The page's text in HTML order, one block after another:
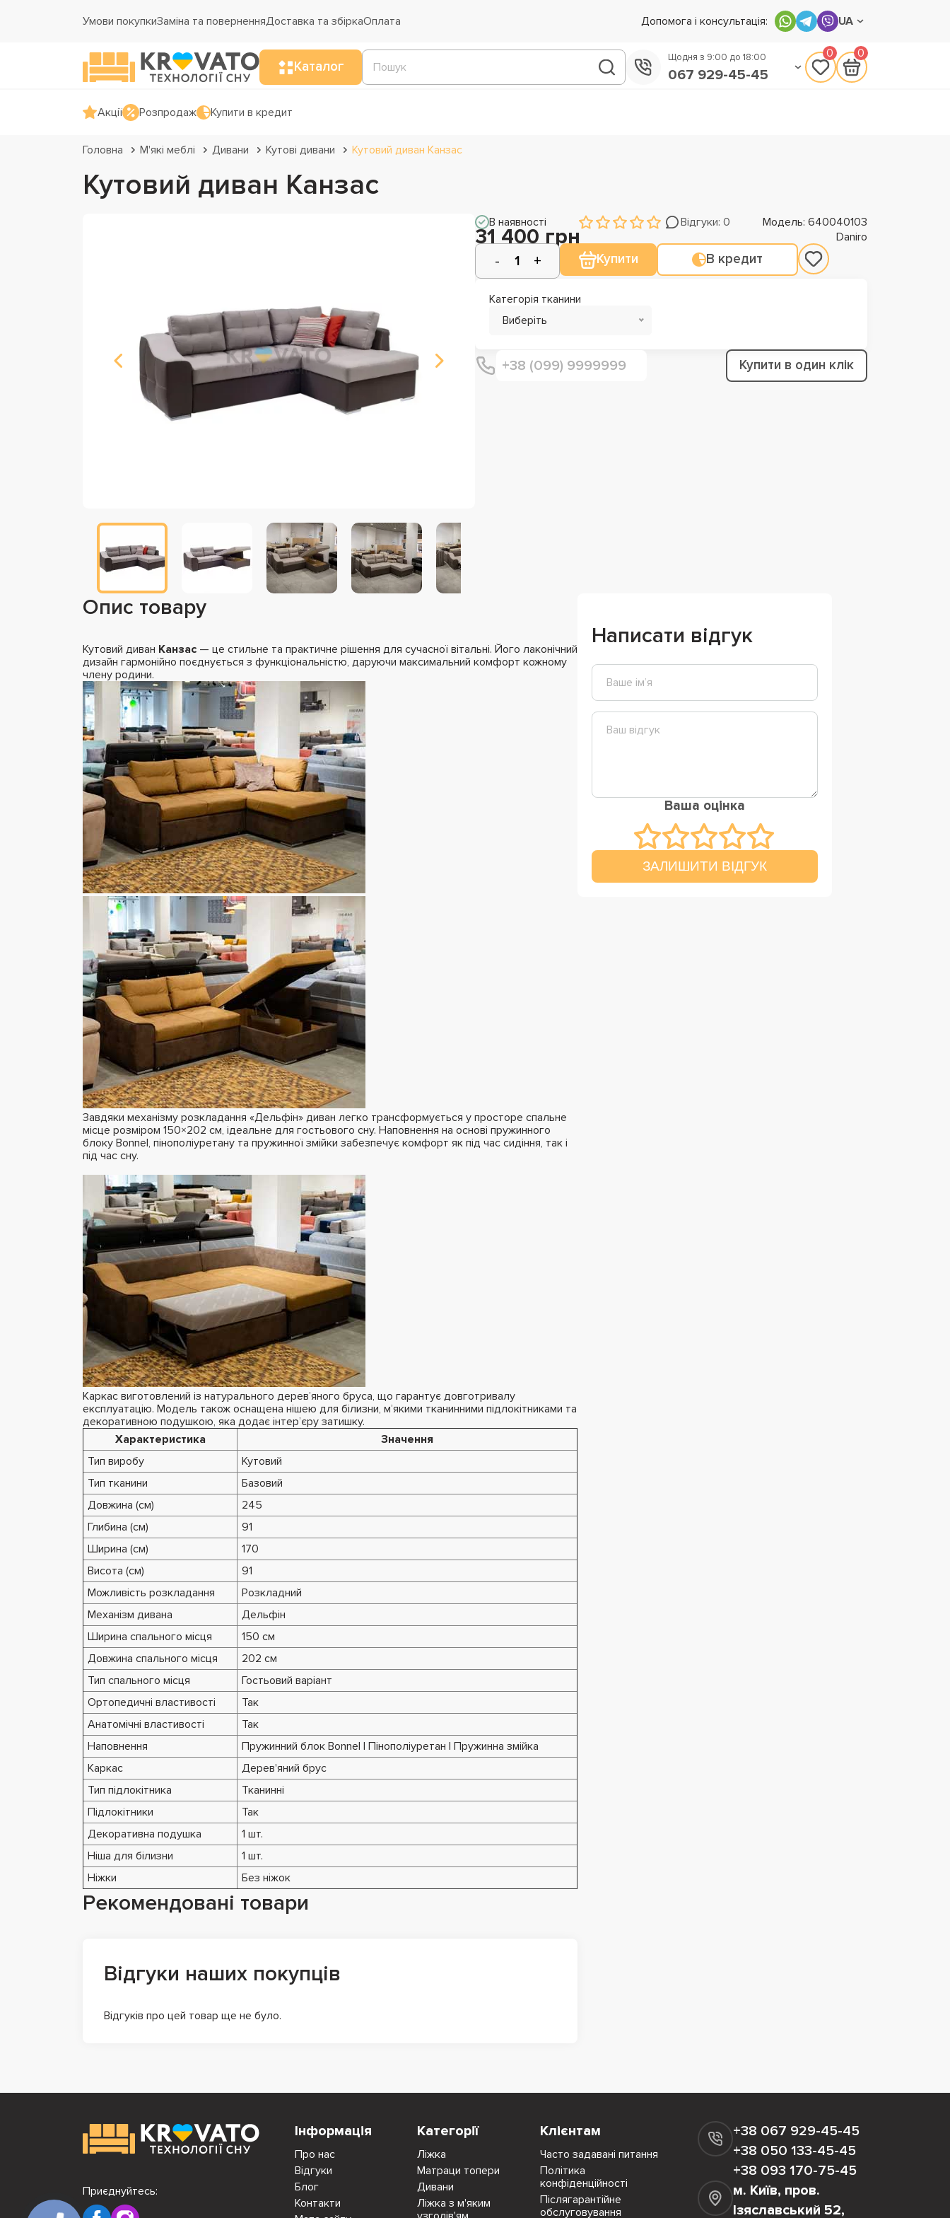
Умови покупкиЗаміна та поверненняДоставка та збіркаОплата Допомога і консультація: UA
Каталог
Щодня з 9:00 до 18:00
067 929-45-45
0 0
Акції Розпродаж Купити в кредит
Головна М'які меблі Дивани Кутові дивани Кутовий диван Канзас
Кутовий диван Канзас
В наявності Відгуки: 0 Модель: 640040103
31 400 грн Daniro
Купити В кредит
Категорія тканини
Виберіть
Купити в один клік
Опис товару
Кутовий диван Канзас — це стильне та практичне рішення для сучасної вітальні. Його лаконічний
дизайн гармонійно поєднується з функціональністю, даруючи максимальний комфорт кожному
члену родини.
Завдяки механізму розкладання «Дельфін» диван легко трансформується у просторе спальне
місце розміром 150×202 см, ідеальне для гостьового сну. Наповнення на основі пружинного
блоку Bonnel, пінополіуретану та пружинної змійки забезпечує комфорт як під час сидіння, так і
під час сну.
Каркас виготовлений із натурального дерев’яного бруса, що гарантує довготривалу
експлуатацію. Модель також оснащена нішею для білизни, м’якими тканинними підлокітниками та
декоративною подушкою, яка додає інтер’єру затишку.
Характеристика
Значення
Тип виробу
Кутовий
Тип тканини
Базовий
Довжина (см)
245
Глибина (см)
91
Ширина (см)
170
Висота (см)
91
Можливість розкладання
Розкладний
Механізм дивана
Дельфін
Ширина спального місця
150 см
Довжина спального місця
202 см
Тип спального місця
Гостьовий варіант
Ортопедичні властивості
Так
Анатомічні властивості
Так
Наповнення
Пружинний блок Bonnel | Пінополіуретан | Пружинна змійка
Каркас
Дерев'яний брус
Тип підлокітника
Тканинні
Підлокітники
Так
Декоративна подушка
1 шт.
Ніша для білизни
1 шт.
Ніжки
Без ніжок
Рекомендовані товари
Відгуки наших покупців
Відгуків про цей товар ще не було.
Написати відгук
Ваша оцінка
ЗАЛИШИТИ ВІДГУК
Інформація
Про нас
Відгуки
Блог
Контакти
Категорії
Ліжка
Матраци топери
Дивани
Ліжка з м'яким
Клієнтам
Часто задавані питання
Політика
конфіденційності
Післягарантійне
обслуговування
+38 067 929-45-45
+38 050 133-45-45
+38 093 170-75-45
м. Київ, пров.
Ізяславський 52,
Приєднуйтесь: